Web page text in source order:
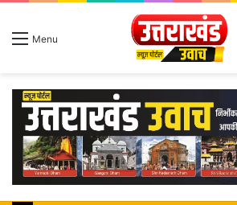
Menu